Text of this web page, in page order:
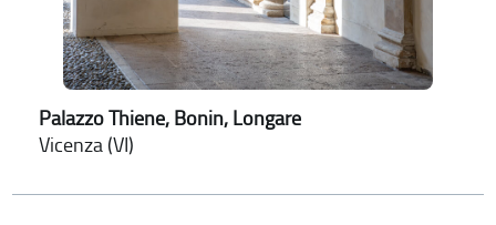
Palazzo Thiene, Bonin, Longare
Vicenza (VI)